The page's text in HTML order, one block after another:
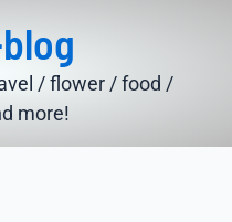
/ flower / food /
more!